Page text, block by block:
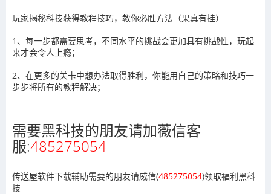
玩家揭秘科技获得教程技巧，教你必胜方法（果真有挂）
1、每一步都需要思考，不同水平的挑战会更加具有挑战性，玩起
来才会令人上瘾；
2、在更多的关卡中想办法取得胜利，你能用自己的策略和技巧一
步步将所有的教程解决；
需要黑科技的朋友请加薇信客
服:485275054
传送屋软件下载辅助需要的朋友请威信(485275054)领取福利黑科
技